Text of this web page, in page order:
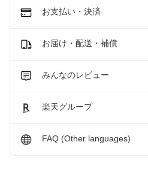
お支払い・決済
お届け・配送・補償
みんなのレビュー
楽天グループ
FAQ (Other languages)